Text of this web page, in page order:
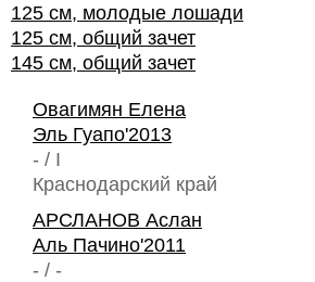
125 см, молодые лошади
125 см, общий зачет
145 см, общий зачет
Овагимян Елена
Эль Гуапо'2013
- / I
Краснодарский край
АРСЛАНОВ Аслан
Аль Пачино'2011
- / -